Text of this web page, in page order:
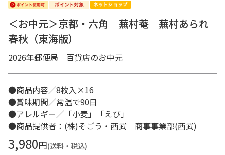
＜お中元＞京都・六角 蕪村菴 蕪村あられ
春秋（東海版）
2026年郵便局 百貨店のお中元
●商品内容／8枚入×16
●賞味期間／常温で90日
●アレルギー／「小麦」「えび」
●商品提供者：(株)そごう・西武 商事事業部(西武)
3,980円(送料・税込)